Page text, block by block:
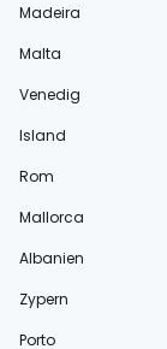
Madeira
Malta
Venedig
Island
Rom
Mallorca
Albanien
Zypern
Porto